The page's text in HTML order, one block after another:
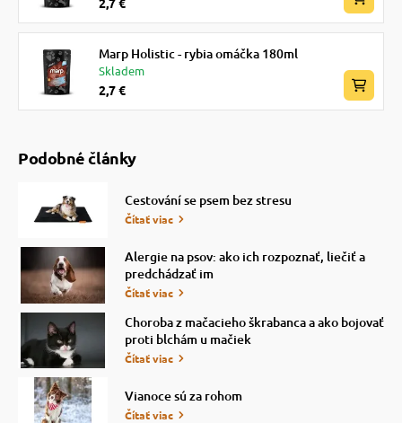
Marp Holistic - rybia omáčka 180ml
Skladem
2,7 €
Podobné články
Cestování se psem bez stresu
Čítať viac
Alergie na psov: ako ich rozpoznať, liečiť a
predchádzať im
Čítať viac
Choroba z mačacieho škrabanca a ako bojovať
proti blchám u mačiek
Čítať viac
Vianoce sú za rohom
Čítať viac